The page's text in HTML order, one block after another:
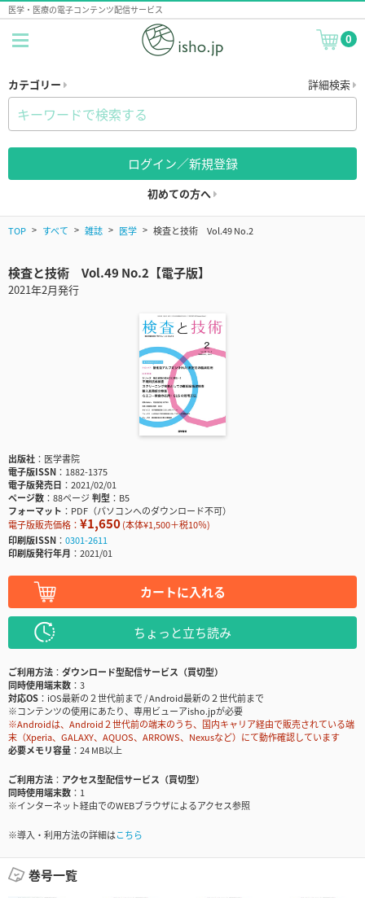
医学・医療の電子コンテンツ配信サービス
0
カテゴリー 詳細検索
ログイン／新規登録
初めての方へ
TOP すべて 雑誌 医学 検査と技術 Vol.49 No.2
検査と技術 Vol.49 No.2【電子版】
2021年2月発行
出版社
医学書院
電子版ISSN
1882-1375
電子版発売日
2021/02/01
ページ数
88ページ判型
B5
フォーマット
PDF（パソコンへのダウンロード不可）
電子版販売価格： ¥1,650(本体¥1,500＋税10％)
印刷版ISSN
0301-2611
印刷版発行年月
2021/01
カートに入れる
ちょっと立ち読み
ご利用方法
ダウンロード型配信サービス（買切型）
同時使用端末数
3
対応OS
iOS最新の２世代前まで / Android最新の２世代前まで
※コンテンツの使用にあたり、専用ビューアisho.jpが必要
※Androidは、Android２世代前の端末のうち、国内キャリア経由で販売されている端
末（Xperia、GALAXY、AQUOS、ARROWS、Nexusなど）にて動作確認しています
必要メモリ容量
24 MB以上
ご利用方法
アクセス型配信サービス（買切型）
同時使用端末数
1
※インターネット経由でのWEBブラウザによるアクセス参照
※導入・利用方法の詳細はこちら
巻号一覧